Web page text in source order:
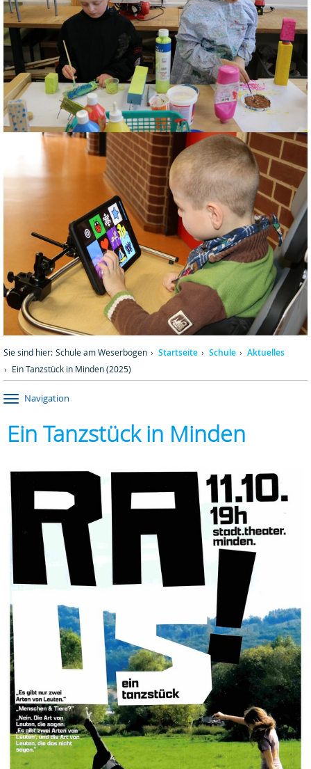
Sie sind hier: Schule am Weserbogen Startseite Schule Aktuelles
Ein Tanzstück in Minden (2025)
Navigation
Ein Tanzstück in Minden